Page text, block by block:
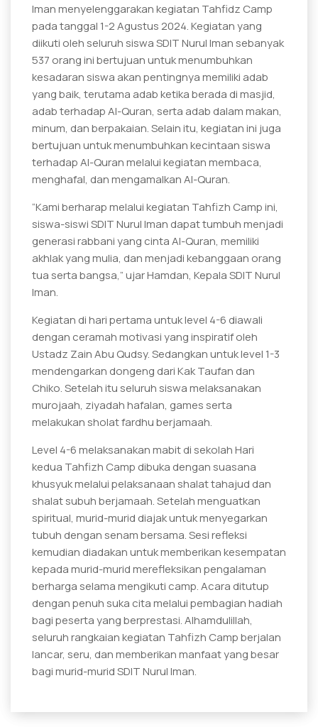
Iman menyelenggarakan kegiatan Tahfidz Camp
pada tanggal 1-2 Agustus 2024. Kegiatan yang
diikuti oleh seluruh siswa SDIT Nurul Iman sebanyak
537 orang ini bertujuan untuk menumbuhkan
kesadaran siswa akan pentingnya memiliki adab
yang baik, terutama adab ketika berada di masjid,
adab terhadap Al-Quran, serta adab dalam makan,
minum, dan berpakaian. Selain itu, kegiatan ini juga
bertujuan untuk menumbuhkan kecintaan siswa
terhadap Al-Quran melalui kegiatan membaca,
menghafal, dan mengamalkan Al-Quran.
“Kami berharap melalui kegiatan Tahfizh Camp ini,
siswa-siswi SDIT Nurul Iman dapat tumbuh menjadi
generasi rabbani yang cinta Al-Quran, memiliki
akhlak yang mulia, dan menjadi kebanggaan orang
tua serta bangsa,” ujar Hamdan, Kepala SDIT Nurul
Iman.
Kegiatan di hari pertama untuk level 4-6 diawali
dengan ceramah motivasi yang inspiratif oleh
Ustadz Zain Abu Qudsy. Sedangkan untuk level 1-3
mendengarkan dongeng dari Kak Taufan dan
Chiko. Setelah itu seluruh siswa melaksanakan
murojaah, ziyadah hafalan, games serta
melakukan sholat fardhu berjamaah.
Level 4-6 melaksanakan mabit di sekolah Hari
kedua Tahfizh Camp dibuka dengan suasana
khusyuk melalui pelaksanaan shalat tahajud dan
shalat subuh berjamaah. Setelah menguatkan
spiritual, murid-murid diajak untuk menyegarkan
tubuh dengan senam bersama. Sesi refleksi
kemudian diadakan untuk memberikan kesempatan
kepada murid-murid merefleksikan pengalaman
berharga selama mengikuti camp. Acara ditutup
dengan penuh suka cita melalui pembagian hadiah
bagi peserta yang berprestasi. Alhamdulillah,
seluruh rangkaian kegiatan Tahfizh Camp berjalan
lancar, seru, dan memberikan manfaat yang besar
bagi murid-murid SDIT Nurul Iman.